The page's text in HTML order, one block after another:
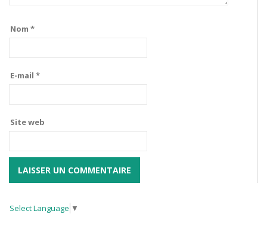
Nom *
E-mail *
Site web
Select Language ▼